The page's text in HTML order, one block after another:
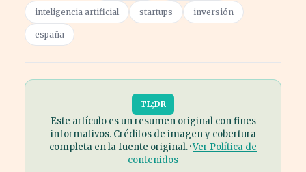
inteligencia artificial startups inversión
españa
TL;DR
Este artículo es un resumen original con fines
informativos. Créditos de imagen y cobertura
completa en la fuente original. ·Ver Política de
contenidos